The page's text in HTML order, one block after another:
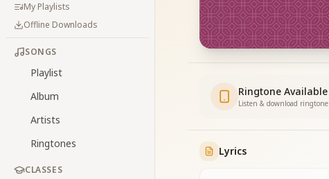
My Playlists
Offline Downloads
SONGS
Playlist
Album
Artists
Ringtones
CLASSES
Ringtone Available
Listen & download ringtone
Lyrics